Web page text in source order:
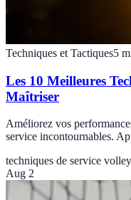
Techniques et Tactiques5
Les 10 Meilleures
Maîtriser
Améliorez vos
service incontournables.
techniques de service volley
Aug 2